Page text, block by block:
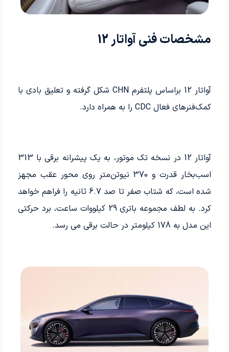
مشخصات فنی آواتار 12
آواتار 12 براساس پلتفرم CHN شکل گرفته و تعلیق بادی با
کمک­‌فنرهای فعال CDC را به همراه دارد.
آواتار 12 در نسخه تک­ موتور، به یک پیشرانه برقی با 313
اسب­‌بخار قدرت و 370 نیوتن‌متر روی محور عقب مجهز
شده است، که شتاب صفر تا صد 6.7 ثانیه را فراهم خواهد
کرد. به لطف مجموعه باتری 29 کیلووات ساعت، برد حرکتی
این مدل به 178 کیلومتر در حالت برقی می رسد.